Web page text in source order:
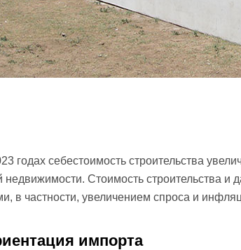
годах себестоимость строительства
недвижимости. Стоимость строительства и
в частности, увеличением спроса и
импорта